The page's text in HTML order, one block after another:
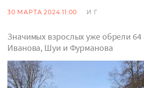
30 МАРТА 2024 11:00 И Г
Значимых взрослых уже обрели 64
Иванова, Шуи и Фурманова